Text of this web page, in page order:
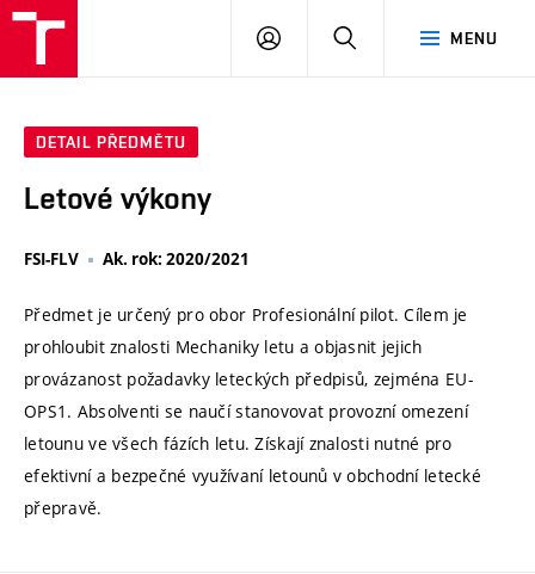
MENU
PŘIHLÁSIT
DETAIL PŘEDMĚTU
Letové výkony
FSI-FLV Ak. rok: 2020/2021
Předmet je určený pro obor Profesionální pilot. Cílem je
prohloubit znalosti Mechaniky letu a objasnit jejich
provázanost požadavky leteckých předpisů, zejména EU-
OPS1. Absolventi se naučí stanovovat provozní omezení
letounu ve všech fázích letu. Získají znalosti nutné pro
efektivní a bezpečné využívaní letounů v obchodní letecké
přepravě.